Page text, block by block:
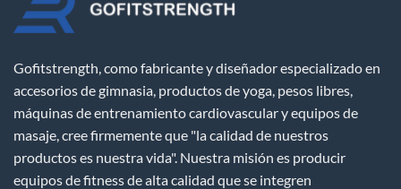
Gofitstrength, como fabricante y diseñador especializado en
accesorios de gimnasia, productos de yoga, pesos libres,
máquinas de entrenamiento cardiovascular y equipos de
masaje, cree firmemente que "la calidad de nuestros
productos es nuestra vida". Nuestra misión es producir
equipos de fitness de alta calidad que se integren